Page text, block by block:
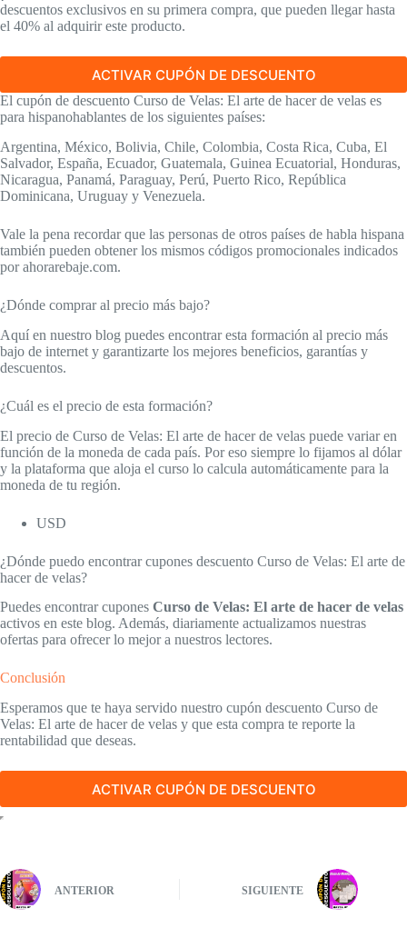
descuentos exclusivos en su primera compra, que pueden llegar hasta
el 40% al adquirir este producto.
ACTIVAR CUPÓN DE DESCUENTO
El cupón de descuento Curso de Velas: El arte de hacer de velas es
para hispanohablantes de los siguientes países:
Argentina, México, Bolivia, Chile, Colombia, Costa Rica, Cuba, El
Salvador, España, Ecuador, Guatemala, Guinea Ecuatorial, Honduras,
Nicaragua, Panamá, Paraguay, Perú, Puerto Rico, República
Dominicana, Uruguay y Venezuela.
Vale la pena recordar que las personas de otros países de habla hispana
también pueden obtener los mismos códigos promocionales indicados
por ahorarebaje.com.
¿Dónde comprar al precio más bajo?
Aquí en nuestro blog puedes encontrar esta formación al precio más
bajo de internet y garantizarte los mejores beneficios, garantías y
descuentos.
¿Cuál es el precio de esta formación?
El precio de Curso de Velas: El arte de hacer de velas puede variar en
función de la moneda de cada país. Por eso siempre lo fijamos al dólar
y la plataforma que aloja el curso lo calcula automáticamente para la
moneda de tu región.
USD
¿Dónde puedo encontrar cupones descuento Curso de Velas: El arte de
hacer de velas?
Puedes encontrar cupones Curso de Velas: El arte de hacer de velas
activos en este blog. Además, diariamente actualizamos nuestras
ofertas para ofrecer lo mejor a nuestros lectores.
Conclusión
Esperamos que te haya servido nuestro cupón descuento Curso de
Velas: El arte de hacer de velas y que esta compra te reporte la
rentabilidad que deseas.
ACTIVAR CUPÓN DE DESCUENTO
ANTERIOR SIGUIENTE